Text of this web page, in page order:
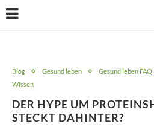
Blog Gesund leben Gesund leben FAQ
Wissen
DER HYPE UM
STECKT DAHINTER?